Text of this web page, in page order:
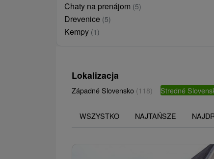
Chaty na prenájom (5)
Drevenice (5)
Kempy (1)
Lokalizacja
Západné Slovensko (118) Stredné
WSZYSTKO NAJTAŃSZE